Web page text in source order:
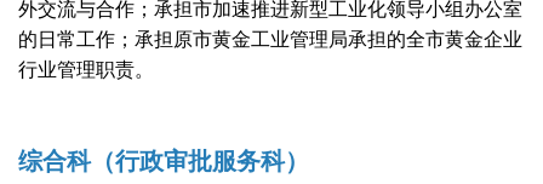
外交流与合作；承担市加速推进新型工业化领导小组办公室
的日常工作；承担原市黄金工业管理局承担的全市黄金企业
行业管理职责。
综合科（行政审批服务科）